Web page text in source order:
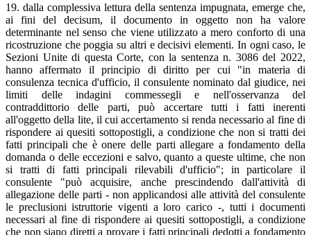
19. dalla complessiva lettura della sentenza impugnata, emerge che,
ai fini del decisum, il documento in oggetto non ha valore
determinante nel senso che viene utilizzato a mero conforto di una
ricostruzione che poggia su altri e decisivi elementi. In ogni caso, le
Sezioni Unite di questa Corte, con la sentenza n. 3086 del 2022,
hanno affermato il principio di diritto per cui "in materia di
consulenza tecnica d'ufficio, il consulente nominato dal giudice, nei
limiti delle indagini commessegli e nell'osservanza del
contraddittorio delle parti, può accertare tutti i fatti inerenti
all'oggetto della lite, il cui accertamento si renda necessario al fine di
rispondere ai quesiti sottopostigli, a condizione che non si tratti dei
fatti principali che è onere delle parti allegare a fondamento della
domanda o delle eccezioni e salvo, quanto a queste ultime, che non
si tratti di fatti principali rilevabili d'ufficio"; in particolare il
consulente "può acquisire, anche prescindendo dall'attività di
allegazione delle parti - non applicandosi alle attività del consulente
le preclusioni istruttorie vigenti a loro carico -, tutti i documenti
necessari al fine di rispondere ai quesiti sottopostigli, a condizione
che non siano diretti a provare i fatti principali dedotti a fondamento